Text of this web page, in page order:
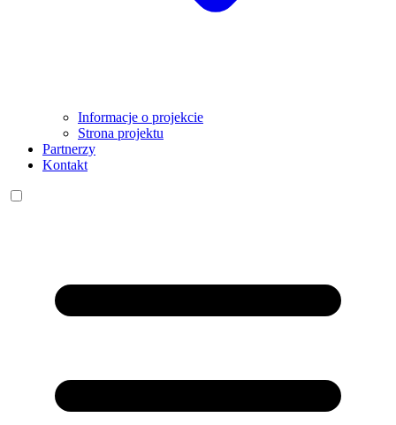
Informacje o projekcie
Strona projektu
Partnerzy
Kontakt